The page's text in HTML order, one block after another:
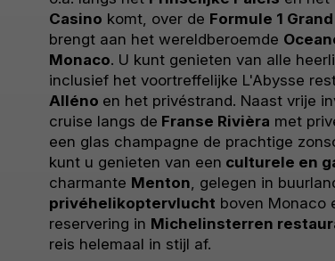
Casino komt, over de Formule 1
brengt aan het wereldberoemde
Monaco. U kunt genieten van alle
inclusief het voortreffelijke L'Abysse
Alléno en het privéstrand. Naast vrije
cruise langs de Franse Rivièra met
een glas champagne de prachtige
kunt u genieten van een culturele en
charmante Menton , gelegen in
privéhelikoptervlucht boven Monaco
reservering in Michelinsterren
reis helemaal in stijl af.